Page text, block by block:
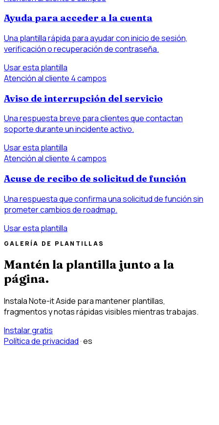
Ayuda para acceder a la cuenta
Una plantilla rápida para ayudar con inicio de sesión,
verificación o recuperación de contraseña.
Usar esta plantilla
Atención al cliente 4 campos
Aviso de interrupción del servicio
Una respuesta breve para clientes que contactan
soporte durante un incidente activo.
Usar esta plantilla
Atención al cliente 4 campos
Acuse de recibo de solicitud de función
Una respuesta que confirma una solicitud de función sin
prometer cambios de roadmap.
Usar esta plantilla
GALERÍA DE PLANTILLAS
Mantén la plantilla junto a la
página.
Instala Note-it Aside para mantener plantillas,
fragmentos y notas rápidas visibles mientras trabajas.
Instalar gratis
Política de privacidad·es